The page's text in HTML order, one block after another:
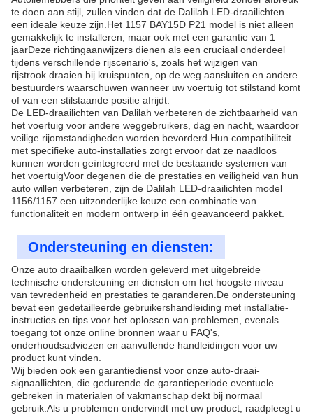
te doen aan stijl, zullen vinden dat de Dalilah LED-draailichten
een ideale keuze zijn.Het 1157 BAY15D P21 model is niet alleen
gemakkelijk te installeren, maar ook met een garantie van 1
jaarDeze richtingaanwijzers dienen als een cruciaal onderdeel
tijdens verschillende rijscenario's, zoals het wijzigen van
rijstrook.draaien bij kruispunten, op de weg aansluiten en andere
bestuurders waarschuwen wanneer uw voertuig tot stilstand komt
of van een stilstaande positie afrijdt.
De LED-draailichten van Dalilah verbeteren de zichtbaarheid van
het voertuig voor andere weggebruikers, dag en nacht, waardoor
veilige rijomstandigheden worden bevorderd.Hun compatibiliteit
met specifieke auto-installaties zorgt ervoor dat ze naadloos
kunnen worden geïntegreerd met de bestaande systemen van
het voertuigVoor degenen die de prestaties en veiligheid van hun
auto willen verbeteren, zijn de Dalilah LED-draailichten model
1156/1157 een uitzonderlijke keuze.een combinatie van
functionaliteit en modern ontwerp in één geavanceerd pakket.
Ondersteuning en diensten:
Onze auto draaibalken worden geleverd met uitgebreide
technische ondersteuning en diensten om het hoogste niveau
van tevredenheid en prestaties te garanderen.De ondersteuning
bevat een gedetailleerde gebruikershandleiding met installatie-
instructies en tips voor het oplossen van problemen, evenals
toegang tot onze online bronnen waar u FAQ's,
onderhoudsadviezen en aanvullende handleidingen voor uw
product kunt vinden.
Wij bieden ook een garantiedienst voor onze auto-draai-
signaallichten, die gedurende de garantieperiode eventuele
gebreken in materialen of vakmanschap dekt bij normaal
gebruik.Als u problemen ondervindt met uw product, raadpleegt u